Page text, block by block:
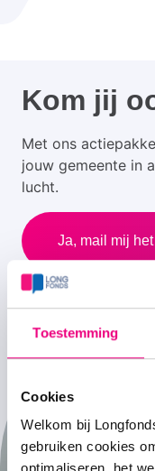
Toestemming
Cookies
Welkom bij
gebruiken cookies
Kom jij
Met ons
jouw gemeente in
lucht.
Ja, mail mij
Al ruim 1.500